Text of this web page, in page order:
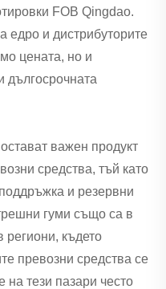
FOB Qingdao.
едро и дистрибуторите
цената, но и
дългосрочната
важен продукт
средства, тъй като
и резервни
гуми също са в
региони, където
превозни средства се
на тези пазари често